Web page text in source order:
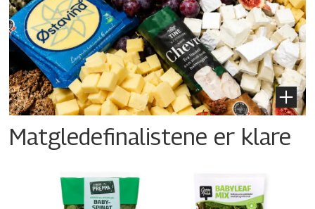
Matgledefinalistene er klare